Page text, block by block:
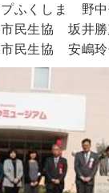
ふくしま 野中
民生協 坂井
民生協 安嶋